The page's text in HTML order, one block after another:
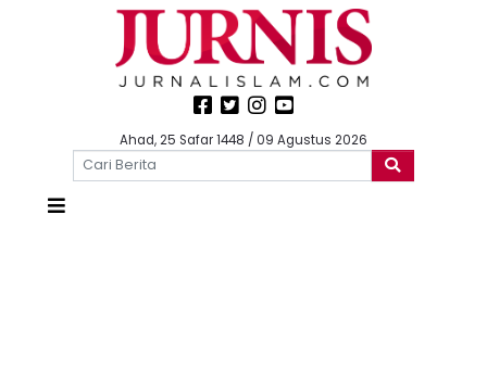
Ahad, 25 Safar 1448 / 09 Agustus 2026